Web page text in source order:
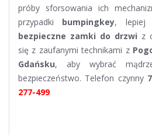
próby sforsowania ich
przypadki bumpingkey, lepiej
bezpieczne zamki do drzwi z
się z zaufanymi technikami z
Gdańsku, aby wybrać
bezpieczeństwo. Telefon czynny
277-499